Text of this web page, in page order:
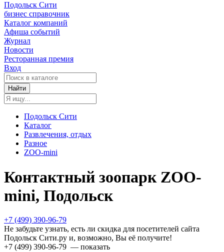
Подольск Сити
бизнес справочник
Каталог компаний
Афиша событий
Журнал
Новости
Ресторанная премия
Вход
Найти
Подольск Сити
Каталог
Развлечения, отдых
Разное
ZOO-mini
Контактный зоопарк ZOO-
mini, Подольск
+7 (499) 390-96-79
Не забудьте узнать, есть ли скидка для посетителей сайта
Подольск Сити.ру и, возможно, Вы её получите!
+7 (499) 390-96-79 — показать